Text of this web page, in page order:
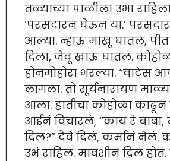
तळ्याच्या पाळीला उभा
‘परसदारन घेऊन या.’
आल्या. न्हाऊ माखू घातलं,
दिला, जेवू खाऊ घातलं.
होनमोहोरा भरल्या. “वाटेस
लागला. तो सूर्यनारायण
आला. हातीचा कोहोळा काढून
आईनं विचारलं, “काय रे
दिलं?” दैवे दिलं, कर्मानं नेलं.
उभं राहिलं. मावशीनं दिलं